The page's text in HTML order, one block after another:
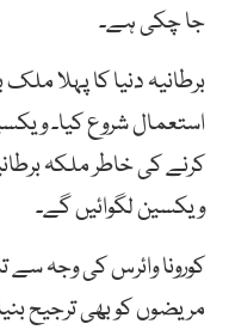
جا چکی ہے۔
برطانیہ دنیا کا پہلا
استعمال شروع کیا۔
کرنے کی خاطر ملکہ
ویکسین لگوائیں گے۔
کورونا وائرس کی وجہ
مریضوں کو بھی ترجیح